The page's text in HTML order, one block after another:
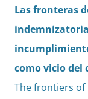
Las fronteras
como vicio
The frontiers